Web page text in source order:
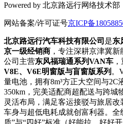
Powered by 北京路远行网络技术部
网站备案/许可证号京ICP备
北京路远行汽车科技有限公司 是东
京一级经销商 ，专注深耕京津冀
公司主营东风福瑞通系列VAN车
V8E、V6E明窗版与盲窗版系列 。
量电池，拥有8m³方正大空间与2C
350km，完美适配商超配送与跨城
灵活布局，满足客运接驳与旅居
车身与超低电耗成就创富利器。全